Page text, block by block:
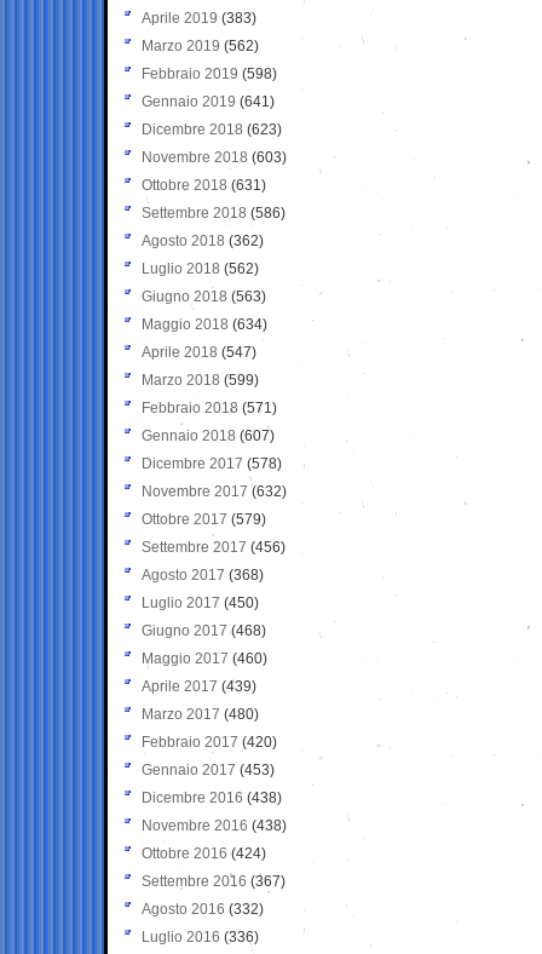
Aprile 2019 (383)
Marzo 2019 (562)
Febbraio 2019 (598)
Gennaio 2019 (641)
Dicembre 2018 (623)
Novembre 2018 (603)
Ottobre 2018 (631)
Settembre 2018 (586)
Agosto 2018 (362)
Luglio 2018 (562)
Giugno 2018 (563)
Maggio 2018 (634)
Aprile 2018 (547)
Marzo 2018 (599)
Febbraio 2018 (571)
Gennaio 2018 (607)
Dicembre 2017 (578)
Novembre 2017 (632)
Ottobre 2017 (579)
Settembre 2017 (456)
Agosto 2017 (368)
Luglio 2017 (450)
Giugno 2017 (468)
Maggio 2017 (460)
Aprile 2017 (439)
Marzo 2017 (480)
Febbraio 2017 (420)
Gennaio 2017 (453)
Dicembre 2016 (438)
Novembre 2016 (438)
Ottobre 2016 (424)
Settembre 2016 (367)
Agosto 2016 (332)
Luglio 2016 (336)